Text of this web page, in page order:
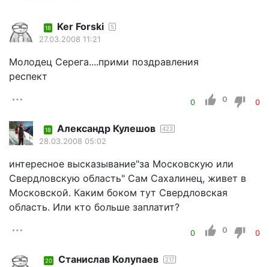
18 Ker Forski 5
27.03.2008 11:21
Молодец Серега....прими поздравления
респект
0 0 0
18 Александр Кулешов 423
28.03.2008 05:02
интересное высказывание"за Московскую или
Свердловскую область" Сам Сахалинец, живет в
Московской. Каким боком тут Свердловская
область. Или кто больше заплатит?
0 0 0
20 Станислав Колупаев 217